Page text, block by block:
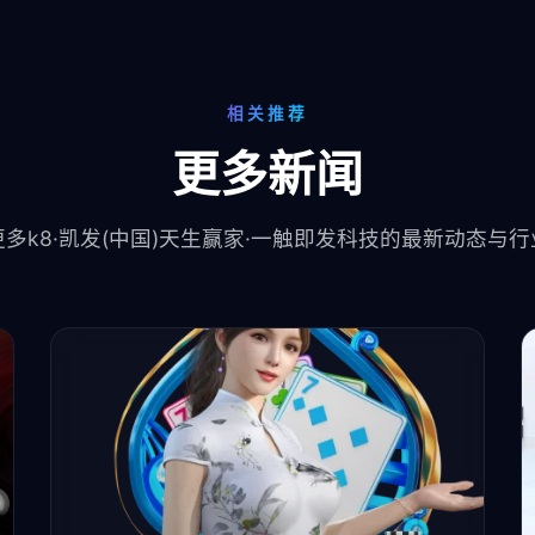
相关推荐
更多新闻
k8·凯发(中国)天生赢家·一触即发科技的最新动态与